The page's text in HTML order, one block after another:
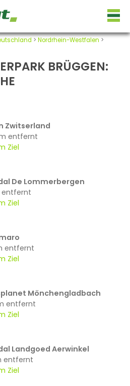
> Nordrhein-Westfalen >
BRÜGGEN:
Zwitserland
entfernt
Ziel
De Lommerbergen
entfernt
Ziel
entfernt
Ziel
Mönchengladbach
entfernt
Ziel
Landgoed Aerwinkel
entfernt
Ziel